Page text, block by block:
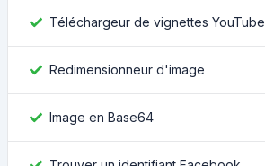
Téléchargeur de vignettes YouTube
Redimensionneur d'image
Image en Base64